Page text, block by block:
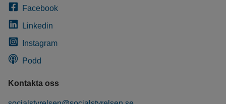
Facebook
Linkedin
Instagram
Podd
Kontakta oss